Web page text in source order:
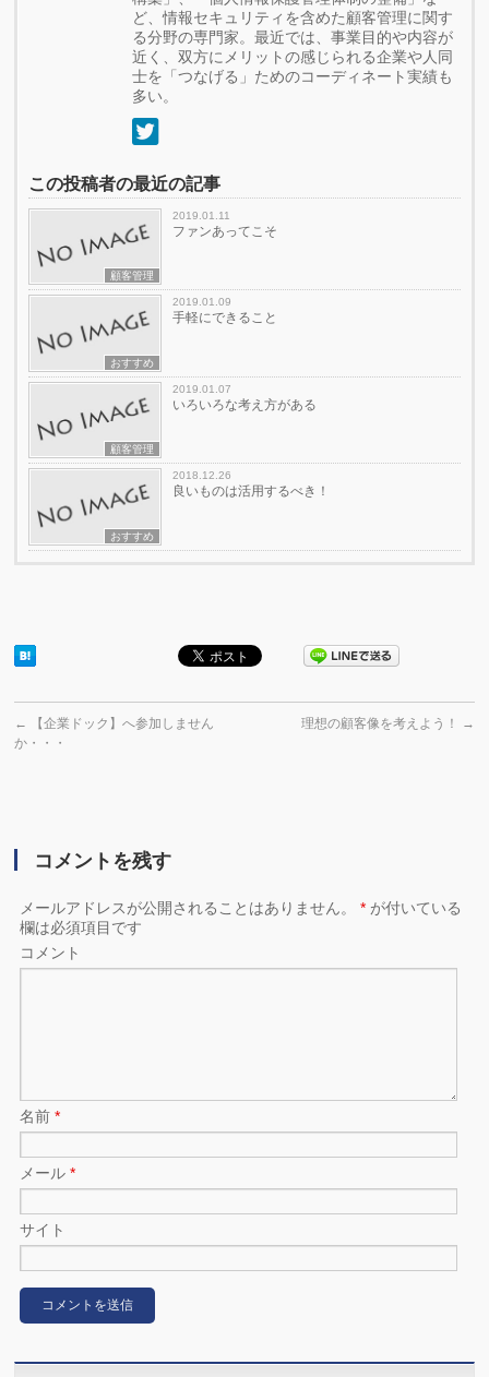
ど、情報セキュリティを含めた顧客管理に関す
る分野の専門家。最近では、事業目的や内容が
近く、双方にメリットの感じられる企業や人同
士を「つなげる」ためのコーディネート実績も
多い。
この投稿者の最近の記事
顧客管理
2019.01.11
ファンあってこそ
おすすめ
2019.01.09
手軽にできること
顧客管理
2019.01.07
いろいろな考え方がある
おすすめ
2018.12.26
良いものは活用するべき！
←
【企業ドック】へ参加しません
か・・・
理想の顧客像を考えよう！ →
コメントを残す
メールアドレスが公開されることはありません。 * が付いている
欄は必須項目です
コメント
名前*
メール*
サイト